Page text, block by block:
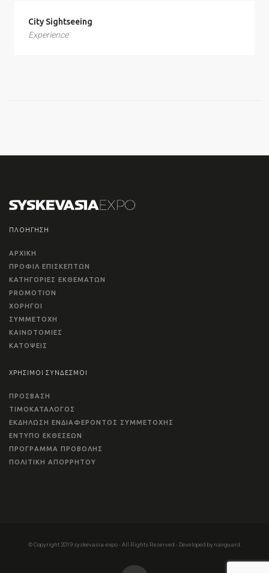
City Sightseeing
Experience
ΠΛΟΗΓΗΣΗ
ΑΡΧΙΚΗ
ΠΡΟΦΙΛ ΕΠΙΣΚΕΠΤΩΝ
ΚΑΤΗΓΟΡΙΕΣ ΕΚΘΕΜΑΤΩΝ
PROMOTION
ΧΟΡΗΓΟΙ
ΣΥΜΜΕΤΟΧΗ
ΚΑΙΝΟΤΟΜΙΕΣ
ΚΑΤΟΨΕΙΣ
ΧΡΗΣΙΜΟΙ ΣΥΝΔΕΣΜΟΙ
ΠΡΟΣΒΑΣΗ
ΤΙΜΟΚΑΤΑΛΟΓΟΣ
ΕΚΔΗΛΩΣΗ ΕΝΔΙΑΦΕΡΟΝΤΟΣ ΣΥΜΜΕΤΟΧΗΣ
ΕΝΤΥΠΟ ΕΚΘΕΣΕΩΝ
ΠΡΟΓΡΑΜΜΑ ΠΡΟΒΟΛΗΣ
ΠΟΛΙΤΙΚΗ ΑΠΟΡΡΗΤΟΥ
© Copyright 2019 syskevasia-expo - All Rights Reserved - Developed by navguard.